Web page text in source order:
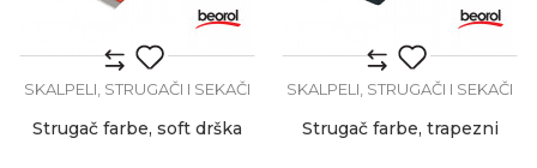
SKALPELI, STRUGAČI I SEKAČI
Strugač farbe, soft drška
SKALPELI, STRUGAČI I SEKAČI
Strugač farbe, trapezni